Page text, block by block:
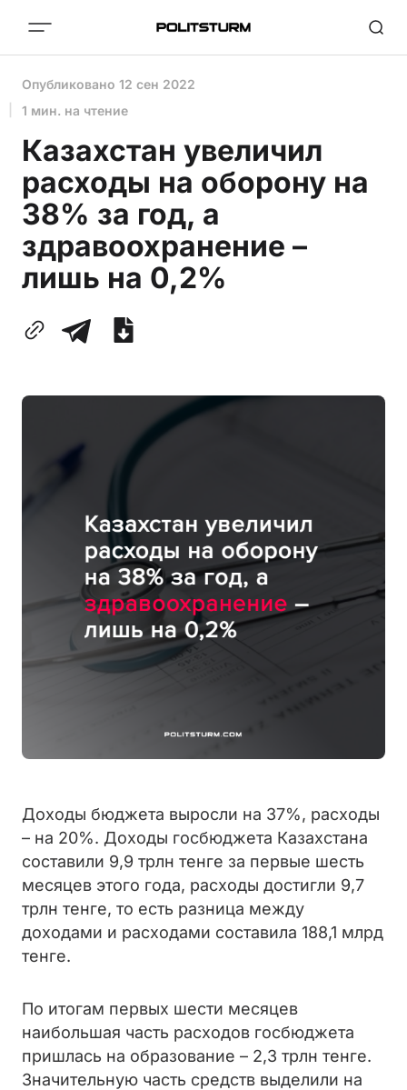
Опубликовано 12 сен 2022
1 мин. на чтение
Казахстан увеличил
расходы на оборону на
38% за год, а
здравоохранение –
лишь на 0,2%
Доходы бюджета выросли на 37%, расходы
– на 20%. Доходы госбюджета Казахстана
составили 9,9 трлн тенге за первые шесть
месяцев этого года, расходы достигли 9,7
трлн тенге, то есть разница между
доходами и расходами составила 188,1 млрд
тенге.
По итогам первых шести месяцев
наибольшая часть расходов госбюджета
пришлась на образование – 2,3 трлн тенге.
Значительную часть средств выделили на